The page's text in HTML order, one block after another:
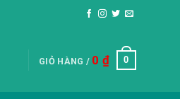
GIỎ HÀNG / 0 ₫ 0